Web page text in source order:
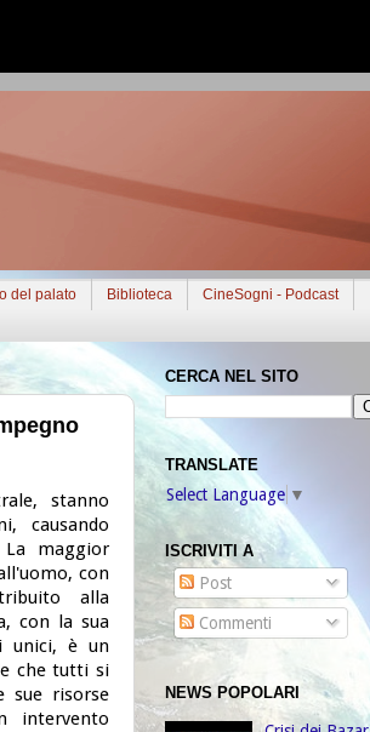
del palato Biblioteca
CineSogni - Podcast
stanno
causando
La maggior
con
alla
con la sua
unici, è un
che tutti si
sue risorse
intervento
CERCA NEL SITO
TRANSLATE
Select Language ▼
ISCRIVITI A
Post
Commenti
NEWS POPOLARI